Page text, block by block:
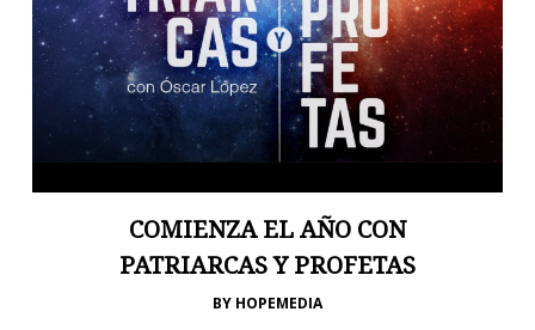
COMIENZA EL AÑO CON
PATRIARCAS Y PROFETAS
BY HOPEMEDIA